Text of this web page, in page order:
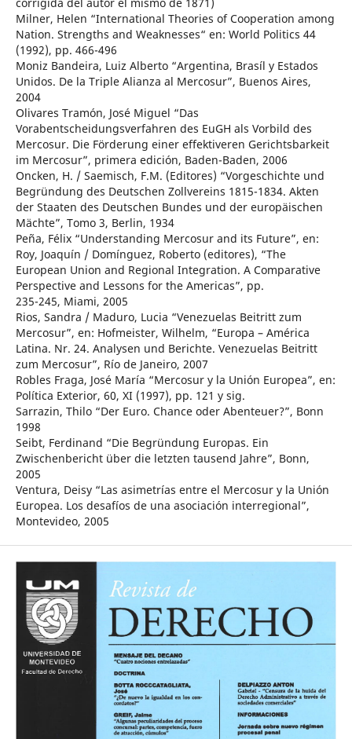
Milner, Helen “International Theories of Cooperation among
Nation. Strengths and Weaknesses“ en: World Politics 44
(1992), pp. 466-496
Moniz Bandeira, Luiz Alberto “Argentina, Brasíl y Estados
Unidos. De la Triple Alianza al Mercosur”, Buenos Aires,
2004
Olivares Tramón, José Miguel “Das
Vorabentscheidungsverfahren des EuGH als Vorbild des
Mercosur. Die Förderung einer effektiveren Gerichtsbarkeit
im Mercosur”, primera edición, Baden-Baden, 2006
Oncken, H. / Saemisch, F.M. (Editores) “Vorgeschichte und
Begründung des Deutschen Zollvereins 1815-1834. Akten
der Staaten des Deutschen Bundes und der europäischen
Mächte”, Tomo 3, Berlin, 1934
Peña, Félix “Understanding Mercosur and its Future”, en:
Roy, Joaquín / Domínguez, Roberto (editores), “The
European Union and Regional Integration. A Comparative
Perspective and Lessons for the Americas”, pp.
235-245, Miami, 2005
Rios, Sandra / Maduro, Lucia “Venezuelas Beitritt zum
Mercosur”, en: Hofmeister, Wilhelm, “Europa – América
Latina. Nr. 24. Analysen und Berichte. Venezuelas Beitritt
zum Mercosur”, Río de Janeiro, 2007
Robles Fraga, José María “Mercosur y la Unión Europea”, en:
Política Exterior, 60, XI (1997), pp. 121 y sig.
Sarrazin, Thilo “Der Euro. Chance oder Abenteuer?”, Bonn
1998
Seibt, Ferdinand “Die Begründung Europas. Ein
Zwischenbericht über die letzten tausend Jahre”, Bonn,
2005
Ventura, Deisy “Las asimetrías entre el Mercosur y la Unión
Europea. Los desafíos de una asociación interregional”,
Montevideo, 2005